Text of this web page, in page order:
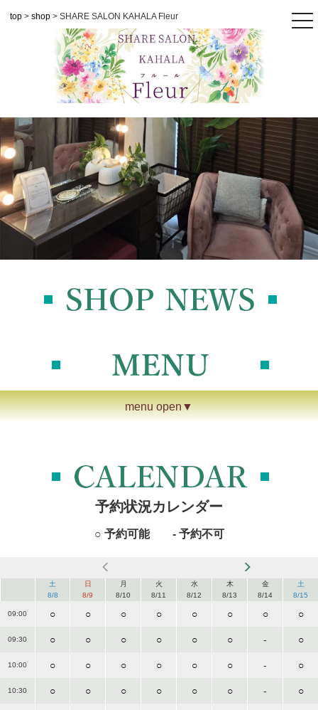
top > shop > SHARE SALON KAHALA Fleur
menu open▼
予約状況カレンダー
○ 予約可能 - 予約不可
土
8/8
日
8/9
月
8/10
火
8/11
水
8/12
木
8/13
金
8/14
土
8/15
09:00 ○ ○ ○ ○ ○ ○ ○ ○
09:30 ○ ○ ○ ○ ○ ○ - ○
10:00 ○ ○ ○ ○ ○ ○ - ○
10:30 ○ ○ ○ ○ ○ ○ - ○